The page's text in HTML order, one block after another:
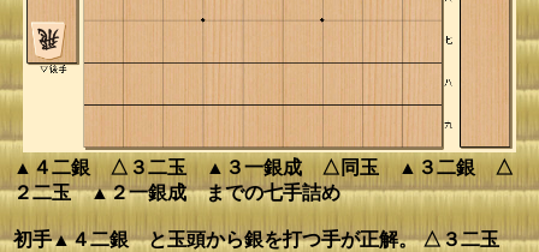
▲４二銀 △３二玉 ▲３一銀成 △同玉 ▲３二銀 △
２二玉 ▲２一銀成 までの七手詰め
初手▲４二銀 と玉頭から銀を打つ手が正解。 △３二玉